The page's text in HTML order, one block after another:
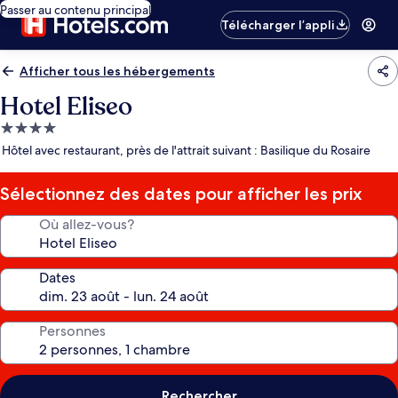
Passer au contenu principal
Télécharger l’appli
Afficher tous les hébergements
Hotel Eliseo
Hébergement
4.0 étoiles
Hôtel avec restaurant, près de l'attrait suivant : Basilique du Rosaire
Sélectionnez des dates pour afficher les prix
Où allez-vous?
Dates
Personnes